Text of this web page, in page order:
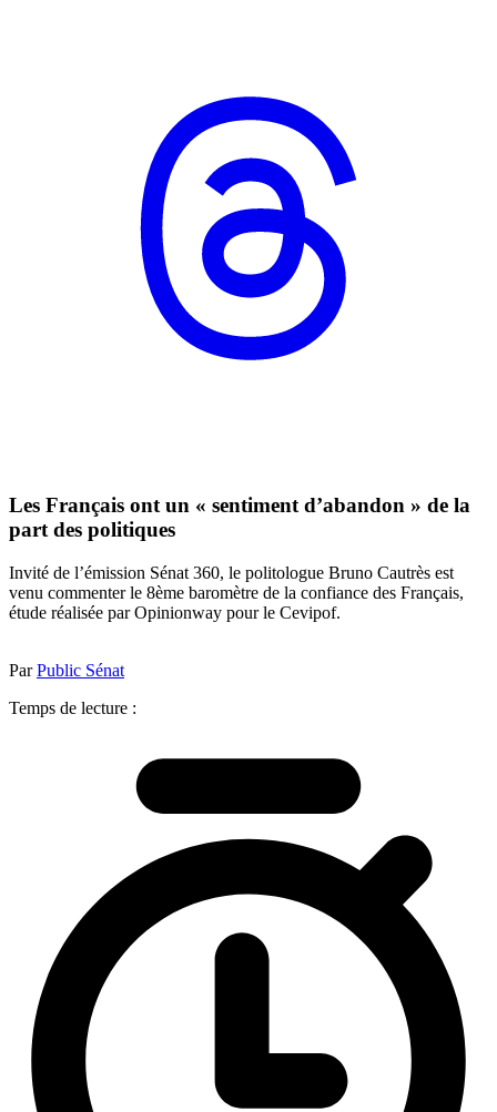
Les Français ont un « sentiment d’abandon » de la
part des politiques
Invité de l’émission Sénat 360, le politologue Bruno Cautrès est
venu commenter le 8ème baromètre de la confiance des Français,
étude réalisée par Opinionway pour le Cevipof.
ParPublic Sénat
Temps de lecture :